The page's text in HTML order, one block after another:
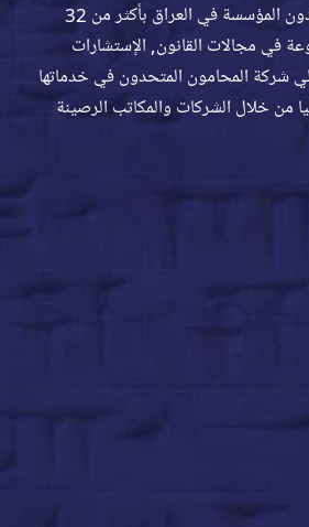
شركة المحامون المتحدون المؤسسة في العراق بأكثر من 32
في مجالات القانون, الإستشارات
شركة المحامون المتحدون في خدماتها
من خلال الشركات والمكاتب الرصينة